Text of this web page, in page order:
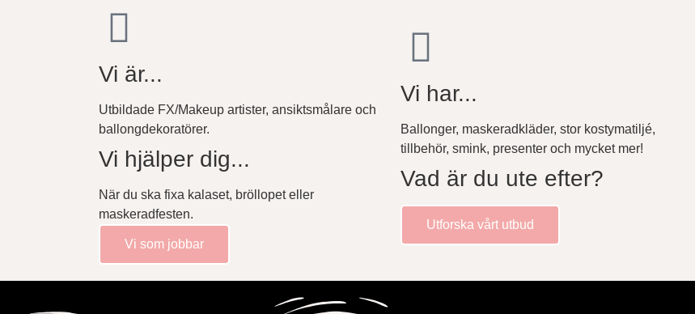
Vi är...
Utbildade FX/Makeup artister, ansiktsmålare och
ballongdekoratörer.
Vi hjälper dig...
När du ska fixa kalaset, bröllopet eller
maskeradfesten.
Vi som jobbar
Vi har...
Ballonger, maskeradkläder, stor kostymatiljé,
tillbehör, smink, presenter och mycket mer!
Vad är du ute efter?
Utforska vårt utbud